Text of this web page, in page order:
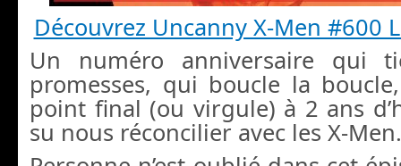
Découvrez Uncanny X-Men #600
Un numéro anniversaire qui
promesses, qui boucle la
point final (ou virgule) à 2 ans
su nous réconcilier avec les X-Men.